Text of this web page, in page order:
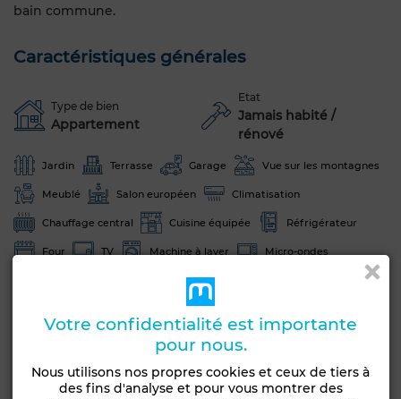
bain commune.
Caractéristiques générales
Type de bien
Appartement
Etat
Jamais habité /
rénové
Jardin Terrasse Garage Vue sur les montagnes
Meublé Salon européen Climatisation
Chauffage central Cuisine équipée Réfrigérateur
Four TV Machine à laver Micro-ondes
Votre confidentialité est importante
pour nous.
Nous utilisons nos propres cookies et ceux de tiers à
des fins d'analyse et pour vous montrer des